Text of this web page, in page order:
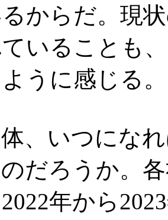
からだ。現
いることも
うに感じる。
、いつになれ
だろうか。
2022年から